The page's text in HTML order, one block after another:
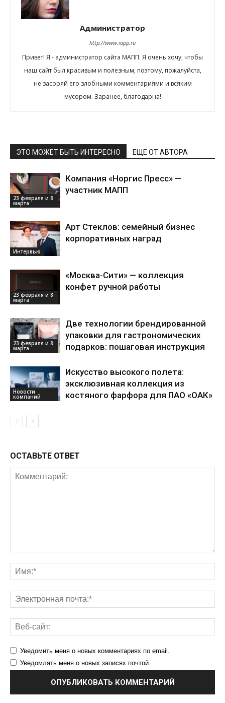
Администратор
http://www.iapp.ru
Привет! Я - администратор сайта МАПП. Я очень хочу, чтобы
наш сайт был красивым и полезным, поэтому, пожалуйста,
не засоряй его злобными комментариями и всяким
мусором. Заранее, благодарна!
ЭТО МОЖЕТ БЫТЬ ИНТЕРЕСНО ЕЩЕ ОТ АВТОРА
23 февраля и 8
марта
Компания «Норгис Пресс» —
участник МАПП
Интервью
Арт Стеклов: семейный бизнес
корпоративных наград
23 февраля и 8
марта
«Москва-Сити» — коллекция
конфет ручной работы
23 февраля и 8
марта
Две технологии брендированной
упаковки для гастрономических
подарков: пошаговая инструкция
Новости
компаний
Искусство высокого полета:
эксклюзивная коллекция из
костяного фарфора для ПАО «ОАК»
ОСТАВЬТЕ ОТВЕТ
Уведомить меня о новых комментариях по email.
Уведомлять меня о новых записях почтой.